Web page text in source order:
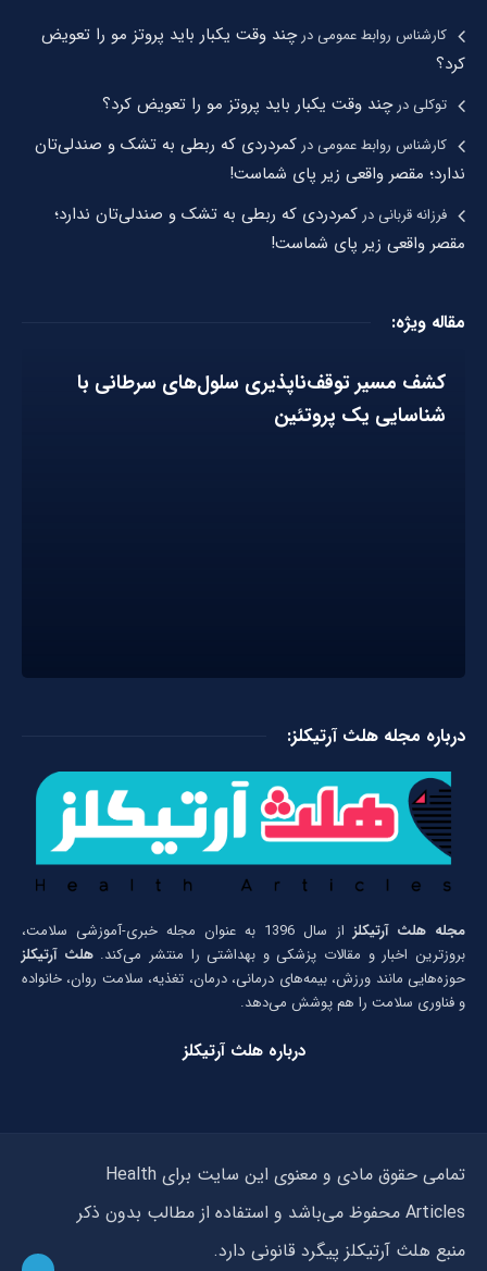
کارشناس روابط عمومیدرچند وقت یکبار باید پروتز مو را تعویض
کرد؟
توکلیدرچند وقت یکبار باید پروتز مو را تعویض کرد؟
کارشناس روابط عمومیدر کمردردی که ربطی به تشک و صندلی‌تان
ندارد؛ مقصر واقعی زیر پای شماست!
فرزانه قربانیدر کمردردی که ربطی به تشک و صندلی‌تان ندارد؛
مقصر واقعی زیر پای شماست!
مقاله ویژه:
کشف مسیر توقف‌ناپذیری سلول‌های سرطانی با
شناسایی یک پروتئین
درباره مجله هلث آرتیکلز:
مجله هلث آرتیکلز
از سال 1396 به عنوان مجله خبری-آموزشی سلامت،
بروزترین اخبار و مقالات پزشکی و بهداشتی را منتشر می‌کند.هلث آرتیکلز
حوزه‌هایی مانند ورزش، بیمه‌های درمانی، درمان، تغذیه، سلامت روان، خانواده
و فناوری سلامت را هم پوشش می‌دهد.
درباره هلث آرتیکلز
تمامی حقوق مادی و معنوی این سایت برای Health
Articles محفوظ می‌باشد و استفاده از مطالب بدون ذکر
منبع هلث آرتیکلز پیگرد قانونی دارد.